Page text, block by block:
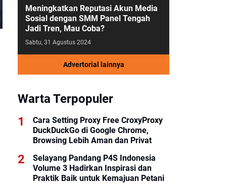
Meningkatkan Reputasi Akun Media
Sosial dengan SMM Panel Tengah
Jadi Tren, Mau Coba?
Sabtu, 31 Agustus 2024
Advertorial lainnya
Warta Terpopuler
Cara Setting Proxy Free CroxyProxy
DuckDuckGo di Google Chrome,
Browsing Lebih Aman dan Privat
Selayang Pandang P4S Indonesia
Volume 3 Hadirkan Inspirasi dan
Praktik Baik untuk Kemajuan Petani